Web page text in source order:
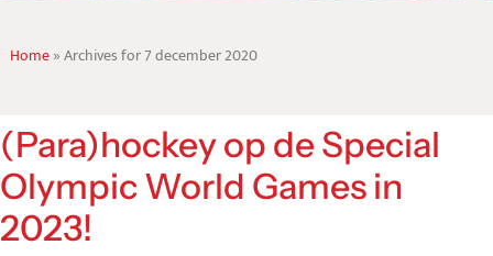
Home»Archives for 7 december 2020
(Para)hockey op de Special
Olympic World Games in
2023!